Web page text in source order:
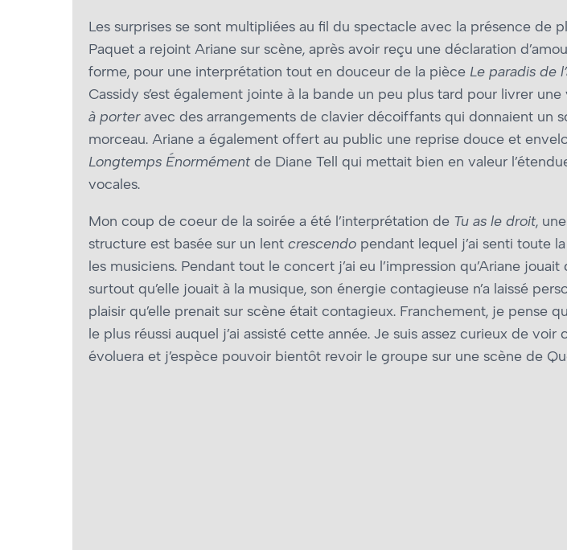
Les surprises se sont multipliées au fil du spectacle avec la présence de
Paquet a rejoint Ariane sur scène, après avoir reçu une déclaration
forme, pour une interprétation tout en douceur de la pièce Le paradis de
Cassidy s’est également jointe à la bande un peu plus tard pour livrer
à porteravec des arrangements de clavier décoiffants qui donnaient un
morceau. Ariane a également offert au public une reprise douce et
Longtemps Énormémentde Diane Tell qui mettait bien en valeur
vocales.
Mon coup de cœur de la soirée a été l’interprétation de Tu as le droit,
structure est basée sur un lent crescendo pendant lequel j’ai senti toute
les musiciens. Pendant tout le concert j’ai eu l’impression qu’Ariane
surtout qu’elle jouait à la musique, son énergie contagieuse n’a laissé
plaisir qu’elle prenait sur scène était contagieux. Franchement, je pense
le plus réussi auquel j’ai assisté cette année. Je suis assez curieux de
évoluera et j’espèce pouvoir bientôt revoir le groupe sur une scène de